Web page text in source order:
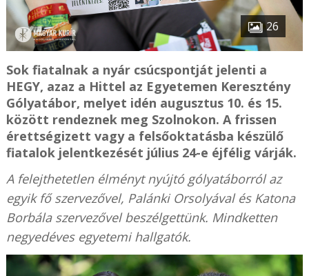
26
Sok fiatalnak a nyár csúcspontját jelenti a
HEGY, azaz a Hittel az Egyetemen Keresztény
Gólyatábor, melyet idén augusztus 10. és 15.
között rendeznek meg Szolnokon. A frissen
érettségizett vagy a felsőoktatásba készülő
fiatalok jelentkezését július 24-e éjfélig várják.
A felejthetetlen élményt nyújtó gólyatáborról az
egyik fő szervezővel, Palánki Orsolyával és Katona
Borbála szervezővel beszélgettünk. Mindketten
negyedéves egyetemi hallgatók.